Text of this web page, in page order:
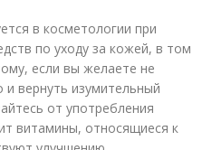
в косметологии при
по уходу за кожей, в том
если вы желаете не
вернуть изумительный
от употребления
витамины, относящиеся к